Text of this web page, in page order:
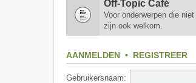
Off-Topic Café
Voor onderwerpen die
zijn ook welkom.
AANMELDEN • REGISTREER
Gebruikersnaam: